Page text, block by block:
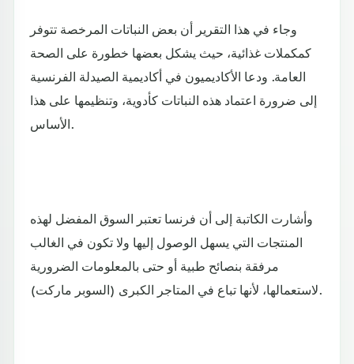
وجاء في هذا التقرير أن بعض النباتات المرخصة تتوفر
كمكملات غذائية، حيث يشكل بعضها خطورة على الصحة
العامة. ودعا الأكاديميون في أكاديمية الصيدلة الفرنسية
إلى ضرورة اعتماد هذه النباتات كأدوية، وتنظيمها على هذا
الأساس.
وأشارت الكاتبة إلى أن فرنسا تعتبر السوق المفضل لهذه
المنتجات التي يسهل الوصول إليها ولا تكون في الغالب
مرفقة بنصائح طبية أو حتى بالمعلومات الضرورية
لاستعمالها، لأنها تباع في المتاجر الكبرى (السوبر ماركت).